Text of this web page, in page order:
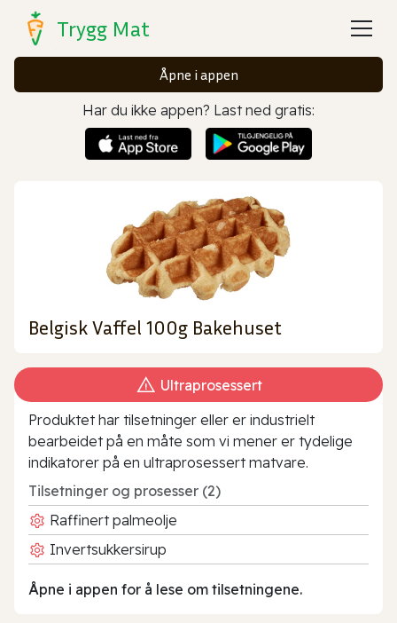
Trygg Mat
Åpne i appen
Har du ikke appen? Last ned gratis:
Belgisk Vaffel 100g Bakehuset
Ultraprosessert
Produktet har tilsetninger eller er industrielt
bearbeidet på en måte som vi mener er tydelige
indikatorer på en ultraprosessert matvare.
Tilsetninger og prosesser (2)
Raffinert palmeolje
Invertsukkersirup
Åpne i appen for å lese om tilsetningene.